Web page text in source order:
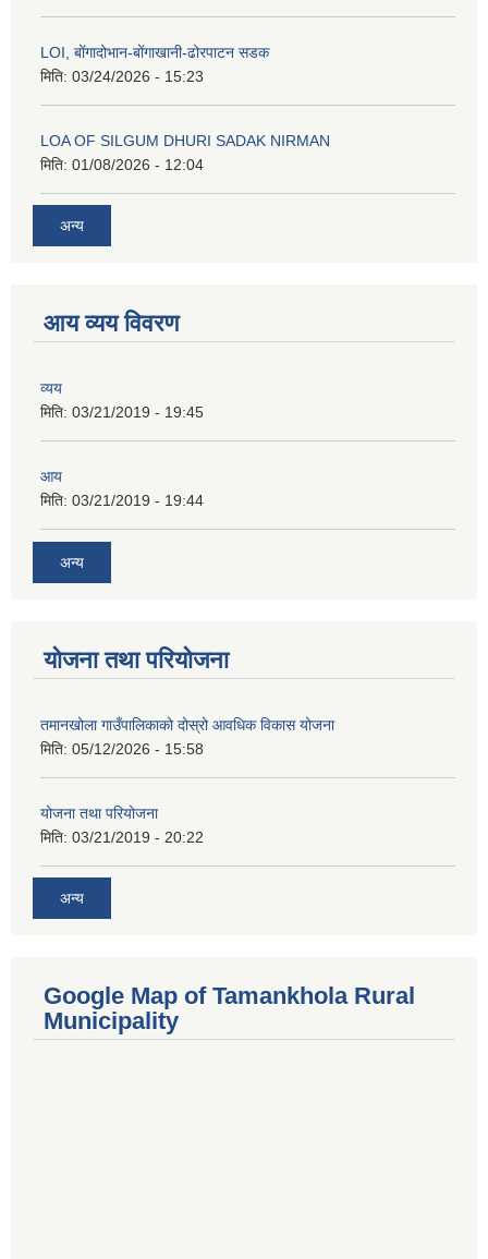
LOI, बोंगादोभान-बोंगाखानी-ढोरपाटन सडक
मिति: 03/24/2026 - 15:23
LOA OF SILGUM DHURI SADAK NIRMAN
मिति: 01/08/2026 - 12:04
अन्य
आय व्यय विवरण
व्यय
मिति: 03/21/2019 - 19:45
आय
मिति: 03/21/2019 - 19:44
अन्य
योजना तथा परियोजना
तमानखोला गाउँपालिकाको दोस्रो आवधिक विकास योजना
मिति: 05/12/2026 - 15:58
योजना तथा परियोजना
मिति: 03/21/2019 - 20:22
अन्य
Google Map of Tamankhola Rural
Municipality